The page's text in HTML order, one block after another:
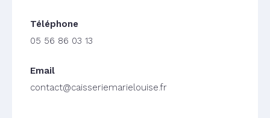
05 56 86 03 13
contact@caisseriemarielouise.fr